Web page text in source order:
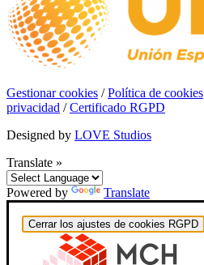
Gestionar cookies /Política de cookies
privacidad /Certificado RGPD
Designed by LOVE Studios
Translate »
Powered by Translate
Cerrar los ajustes de cookies RGPD